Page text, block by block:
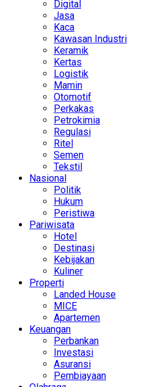
Digital
Jasa
Kaca
Kawasan Industri
Keramik
Kertas
Logistik
Mamin
Otomotif
Perkakas
Petrokimia
Regulasi
Ritel
Semen
Tekstil
Nasional
Politik
Hukum
Peristiwa
Pariwisata
Hotel
Destinasi
Kebijakan
Kuliner
Properti
Landed House
MICE
Apartemen
Keuangan
Perbankan
Investasi
Asuransi
Pembiayaan